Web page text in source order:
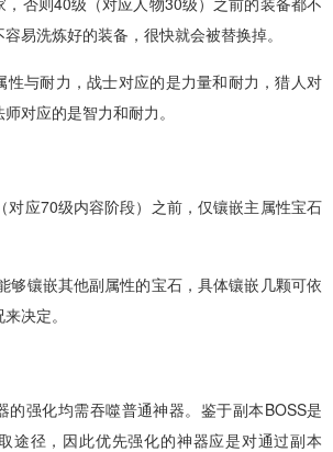
易洗炼好的装备，很快就会被替换掉。
性与耐力，战士对应的是力量和耐力，猎人对
对应的是智力和耐力。
对应70级内容阶段）之前，仅镶嵌主属性宝石
够镶嵌其他副属性的宝石，具体镶嵌几颗可依
决定。
的强化均需吞噬普通神器。鉴于副本BOSS是
途径，因此优先强化的神器应是对通过副本